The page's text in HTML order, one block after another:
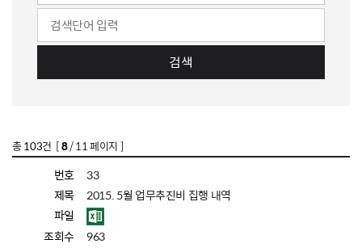
검색
총103건 [8/ 11 페이지 ]
번호
33
제목
2015. 5월 업무추진비 집행 내역
파일
조회수
963